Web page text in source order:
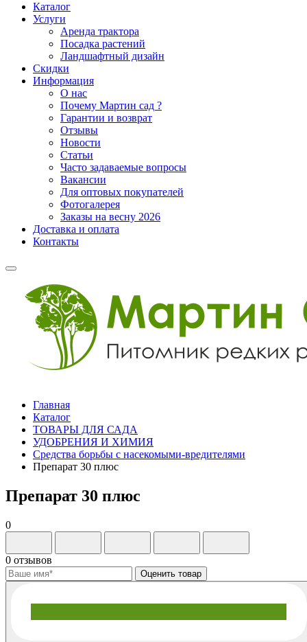
Каталог
Услуги
Аренда трактора
Посадка растений
Ландшафтный дизайн
Скидки
Информация
О нас
Почему Мартин сад ?
Гарантии и возврат
Отзывы
Новости
Статьи
Часто задаваемые вопросы
Вакансии
Для оптовых покупателей
Фотогалерея
Заказы на весну 2026
Доставка и оплата
Контакты
Главная
Каталог
ТОВАРЫ ДЛЯ САДА
УДОБРЕНИЯ И ХИМИЯ
Средства борьбы с насекомыми-вредителями
Препарат 30 плюс
Препарат 30 плюс
0
0 отзывов